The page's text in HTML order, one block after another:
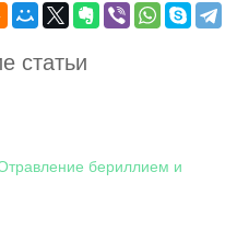
статьи
бериллием и